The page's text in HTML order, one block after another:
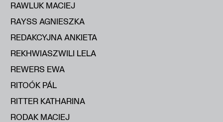
RAWLUK MACIEJ
RAYSS AGNIESZKA
REDAKCYJNA ANKIETA
REKHWIASZWILI LELA
REWERS EWA
RITOÓK PÁL
RITTER KATHARINA
RODAK MACIEJ